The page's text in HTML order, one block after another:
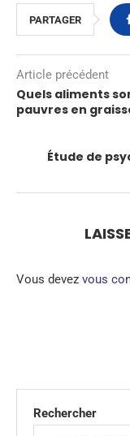
PARTAGER
Article précédent
Quels aliments
pauvres en
Étude de
Vous devez vous
Rechercher